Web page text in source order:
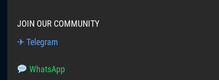
JOIN OUR COMMUNITY
✈ Telegram
WhatsApp